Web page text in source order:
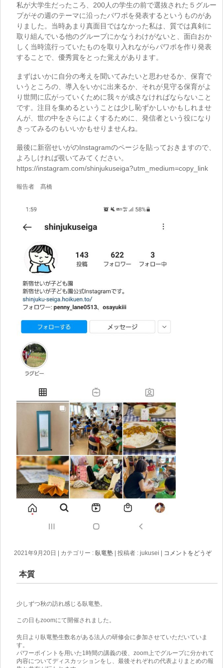
私が大学生だったころ、200人の学生の前で選抜された５グルー
プがその週のテーマに沿ったパワポを発表するというものがあ
りました。当時あまり真面目ではなかった私は、質では真剣に
取り組んでいる他のグループにかなうわけがないと、面白おか
しく当時流行っていたものを取り入れながらパワポを作り発表
することで、優秀賞をとった覚えがあります。
まずはいかに自分の考えを聞いてみたいと思わせるか、保育で
いうところの、導入をいかに出来るか、それが見守る保育がよ
り世間に広がっていくために我々が成さなければならないこと
です。注目を集めるということは少し恥ずかしいかもしれませ
んが、世の中をさらによくするために、発信者という役になり
きってみるのもいいかもせりませんね。
最後に新宿せいがのInstagramのページを貼っておきますので、
よろしければ覗いてみてください。
https://instagram.com/shinjukuseiga?utm_medium=copy_link
報告者 髙橋
2021年9月20日 カテゴリー : 臥竜塾 |投稿者 : jukusei コメントをどうぞ
本質
少しずつ秋の訪れ感じる臥竜塾。
この日もzoomにて開催されました。
先日より臥竜塾生数名がある法人の研修会に参加させていただいていま
す。
パワーポイントを用いた1時間の講義の後、zoom上でグループに分かれて
内容についてディスカッションをし、最後それぞれの代表よりまとめの報